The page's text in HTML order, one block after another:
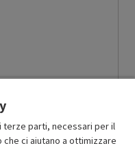
terze parti, necessari per il
ci aiutano a ottimizzare